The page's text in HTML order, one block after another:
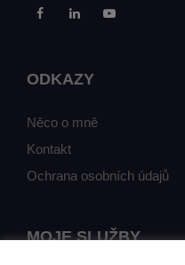
ODKAZY
Něco o mně
Kontakt
Ochrana osobních údajů
MOJE SLUŽBY